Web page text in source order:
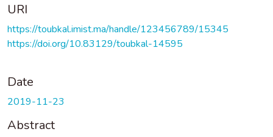
URI
https://toubkal.imist.ma/handle/123456789/15345
https://doi.org/10.83129/toubkal-14595
Date
2019-11-23
Abstract